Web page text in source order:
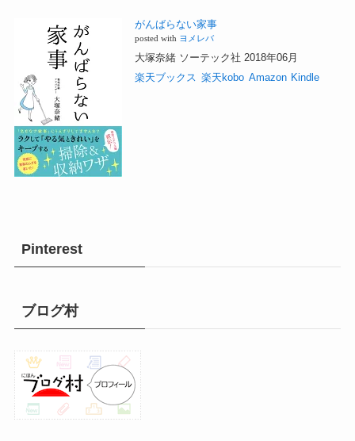
がんばらない家事
posted with ヨメレバ
大塚奈緒 ソーテック社 2018年06月
楽天ブックス 楽天kobo Amazon Kindle
Pinterest
ブログ村